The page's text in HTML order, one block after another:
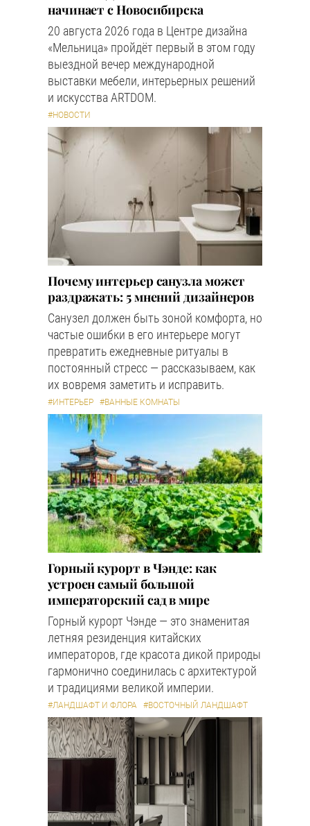
начинает с Новосибирска
20 августа 2026 года в Центре дизайна
«Мельница» пройдёт первый в этом году
выездной вечер международной
выставки мебели, интерьерных решений
и искусства ARTDOM.
#НОВОСТИ
Почему интерьер санузла может
раздражать: 5 мнений дизайнеров
Санузел должен быть зоной комфорта, но
частые ошибки в его интерьере могут
превратить ежедневные ритуалы в
постоянный стресс — рассказываем, как
их вовремя заметить и исправить.
#ИНТЕРЬЕР #ВАННЫЕ КОМНАТЫ
Горный курорт в Чэнде: как
устроен самый большой
императорский сад в мире
Горный курорт Чэнде — это знаменитая
летняя резиденция китайских
императоров, где красота дикой природы
гармонично соединилась с архитектурой
и традициями великой империи.
#ЛАНДШАФТ И ФЛОРА #ВОСТОЧНЫЙ ЛАНДШАФТ